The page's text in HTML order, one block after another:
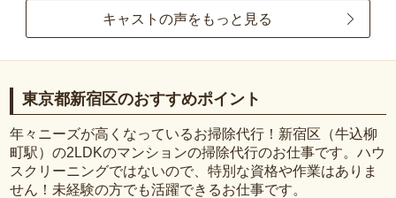
キャストの声をもっと見る
東京都新宿区のおすすめポイント
年々ニーズが高くなっているお掃除代行！新宿区（牛込柳
町駅）の2LDKのマンションの掃除代行のお仕事です。ハウ
スクリーニングではないので、特別な資格や作業はありま
せん！未経験の方でも活躍できるお仕事です。